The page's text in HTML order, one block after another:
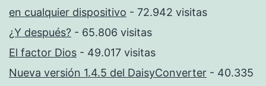
en cualquier dispositivo - 72.942 visitas
¿Y después? - 65.806 visitas
El factor Dios - 49.017 visitas
Nueva versión 1.4.5 del DaisyConverter - 40.335